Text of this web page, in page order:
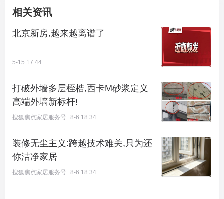
目前该项目最让人诟病的是有两版户型图，一版报规
用，一版给客户。
以139平左右四居为例，左边是报规时候的户型图，
右侧是全屋收纳系统说明，通过对比可以推测，项目
相关资讯
北京新房,越来越离谱了
5-15 17:44
打破外墙多层桎梏,西卡M砂浆定义
高端外墙新标杆!
搜狐焦点家居服务号 8-6 18:34
装修无尘主义:跨越技术难关,只为还
你洁净家居
搜狐焦点家居服务号 8-6 18:34